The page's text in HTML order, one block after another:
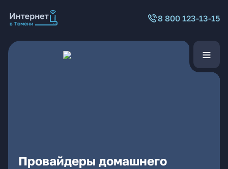
8 800 123-13-15
Провайдеры домашнего